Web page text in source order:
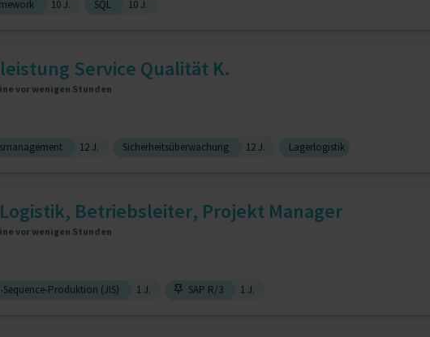
10 J. SQL 10 J.
Service Qualität K.
vor wenigen Stunden
12 J. Sicherheitsüberwachung 12 J. Lagerlogistik
Betriebsleiter, Projekt Manager
vor wenigen Stunden
Sequence-Produktion (JIS) 1 J. SAP R/3 1 J.